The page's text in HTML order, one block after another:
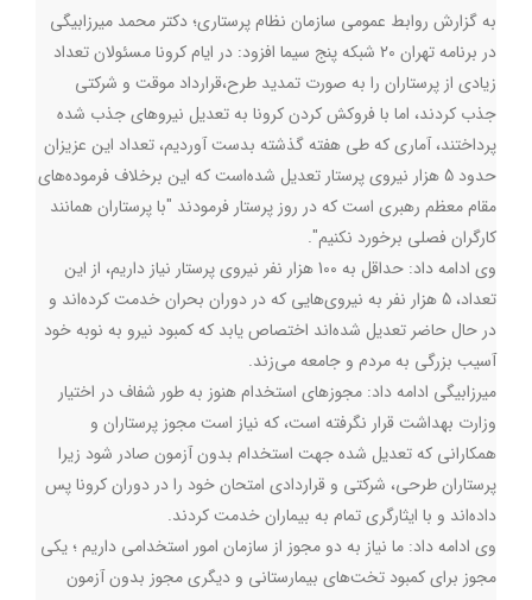
به گزارش روابط عمومی سازمان نظام پرستاری؛ دکتر محمد میرزابیگی
در برنامه تهران 20 شبکه پنج سیما افزود: در ایام کرونا مسئولان تعداد
زیادی از پرستاران را به صورت تمدید طرح،قرارداد موقت و شرکتی
جذب کردند، اما با فروکش کردن کرونا به تعدیل نیرو‌های جذب شده
پرداختند، آماری که طی هفته گذشته بدست آوردیم، تعداد این عزیزان
حدود 5 هزار نیروی پرستار تعدیل شده‌است که این برخلاف فرموده‌های
مقام معظم رهبری است که در روز پرستار فرمودند "با پرستاران همانند
کارگران فصلی برخورد نکنیم".
وی ادامه داد: حداقل به 100 هزار نفر نیروی پرستار نیاز داریم، از این
تعداد، 5 هزار نفر به نیروی‌هایی که در دوران بحران خدمت کرده‌اند و
در حال حاضر تعدیل شده‌اند اختصاص یابد که کمبود نیرو به نوبه خود
آسیب بزرگی به مردم و جامعه می‌زند.
میرزابیگی ادامه داد: مجوز‌های استخدام هنوز به طور شفاف در اختیار
وزارت بهداشت قرار نگرفته است، که نیاز است مجوز پرستاران و
همکارانی که تعدیل شده جهت استخدام بدون آزمون صادر شود زیرا
پرستاران طرحی، شرکتی و قراردادی امتحان خود را در دوران کرونا پس
داده‌اند و با ایثارگری تمام به بیماران خدمت کردند.
وی ادامه داد: ما نیاز به دو مجوز از سازمان امور استخدامی داریم ؛ یکی
مجوز برای کمبود تخت‌های بیمارستانی و دیگری مجوز بدون آزمون